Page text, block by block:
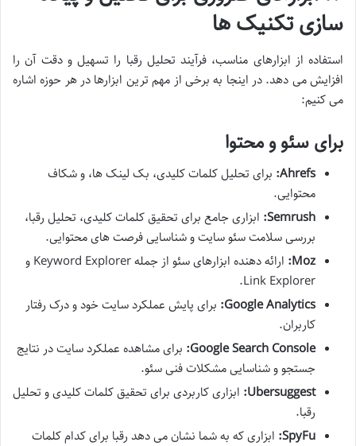
سازی تکنیک ها
استفاده از ابزارهای مناسب، فرآیند تحلیل رقبا را تسهیل و دقت آن را
افزایش می دهد. در اینجا به برخی از مهم ترین ابزارها در هر حوزه اشاره
می کنیم:
برای سئو و محتوا
Ahrefs: برای تحلیل کلمات کلیدی، بک لینک ها، و شکاف
محتوایی.
Semrush: ابزاری جامع برای تحقیق کلمات کلیدی، تحلیل رقبا،
بررسی سلامت سئو سایت و شناسایی فرصت های محتوایی.
Moz:
ارائه دهنده ابزارهای سئو از جمله Keyword Explorer و
Link Explorer.
Google Analytics: برای پایش عملکرد سایت خود و درک رفتار
کاربران.
Google Search Console: برای مشاهده عملکرد سایت در نتایج
جستجو و شناسایی مشکلات فنی سئو.
Ubersuggest: ابزاری کاربردی برای تحقیق کلمات کلیدی و تحلیل
رقبا.
SpyFu: ابزاری که به شما نشان می دهد رقبا برای کدام کلمات